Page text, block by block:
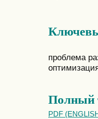
проблема
Полный
PDF